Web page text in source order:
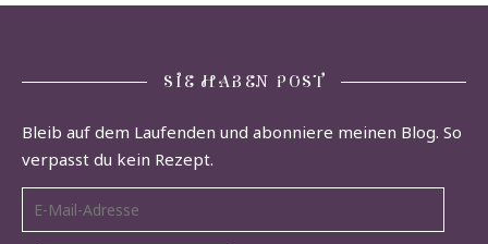
SIE HABEN POST
Bleib auf dem Laufenden und abonniere meinen Blog. So
verpasst du kein Rezept.
E-Mail-Adresse